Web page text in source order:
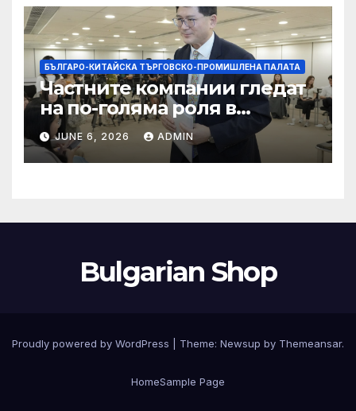
БЪЛГАРО-КИТАЙСКА ТЪРГОВСКО-ПРОМИШЛЕНА ПАЛАТА
Частните компании гледат
на по-голяма роля в
стратегическата
енергетика
JUNE 6, 2026 ADMIN
Bulgarian Shop
Proudly powered by WordPress Theme: Newsup by Themeansar.
HomeSample Page